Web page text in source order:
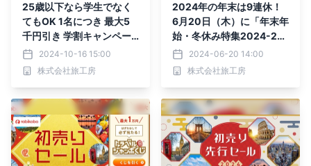
25歳以下なら学生でなく
てもOK 1名につき 最大5
千円引き 学割キャンペー
ン！2024-10-16 15:00
株式会社旅工房
2024年の年末は9連休！
6月20日（木）に「年末年
始・冬休み特集2024-20
25」をリリース
2024-06-20 14:00
株式会社旅工房